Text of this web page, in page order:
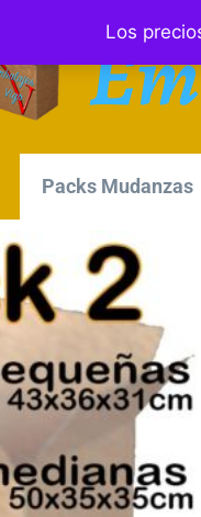
Los
Packs Mudanzas